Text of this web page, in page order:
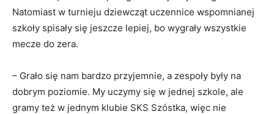
Natomiast w turnieju dziewcząt uczennice wspomnianej
szkoły spisały się jeszcze lepiej, bo wygrały wszystkie
mecze do zera.
– Grało się nam bardzo przyjemnie, a zespoły były na
dobrym poziomie. My uczymy się w jednej szkole, ale
gramy też w jednym klubie SKS Szóstka, więc nie